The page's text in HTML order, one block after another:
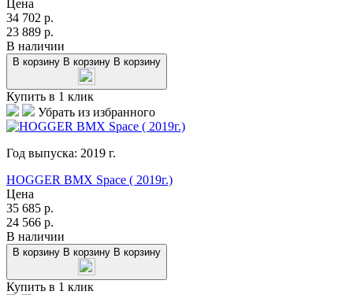
Цена
34 702 р.
23 889 р.
В наличии
В корзину В корзину В корзину
Купить в 1 клик
Убрать из избранного
Год выпуска: 2019 г.
HOGGER BMX Space ( 2019г.)
Цена
35 685 р.
24 566 р.
В наличии
В корзину В корзину В корзину
Купить в 1 клик